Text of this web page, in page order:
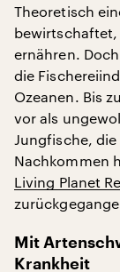
Theoretisch
bewirtschaftet,
ernähren.
die
Ozeanen. Bis
vor als
Jungfische,
Nachkommen
Living Planet
Mit
Krankheit